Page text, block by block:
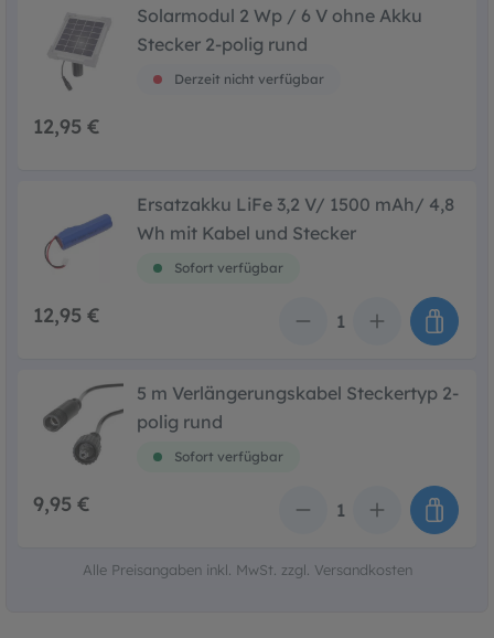
Solarmodul 2 Wp / 6 V ohne Akku
Stecker 2-polig rund
Derzeit nicht verfügbar
12,95 €
Ersatzakku LiFe 3,2 V/ 1500 mAh/ 4,8
Wh mit Kabel und Stecker
Sofort verfügbar
12,95 €
5 m Verlängerungskabel Steckertyp 2-
polig rund
Sofort verfügbar
9,95 €
Alle Preisangaben inkl. MwSt. zzgl. Versandkosten